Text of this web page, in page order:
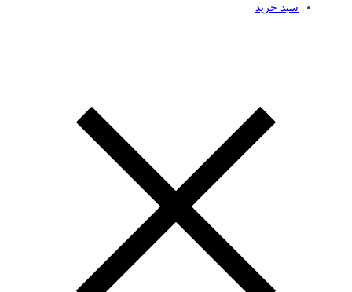
سبد خرید